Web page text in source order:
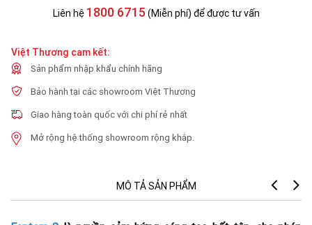
Liên hệ 1800 6715 (Miễn phí) để được tư vấn
Việt Thương cam kết:
Sản phẩm nhập khẩu chính hãng
Bảo hành tại các showroom Việt Thương
Giao hàng toàn quốc với chi phí rẻ nhất
Mở rộng hệ thống showroom rộng khắp.
MÔ TẢ SẢN PHẨM